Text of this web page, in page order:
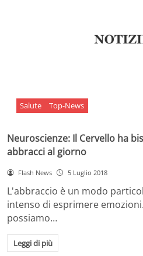
Salute Top-News
Neuroscienze: Il Cervello ha
abbracci al giorno
Flash News 5 Luglio 2018
L'abbraccio è un modo
intenso di esprimere
possiamo…
Leggi di più